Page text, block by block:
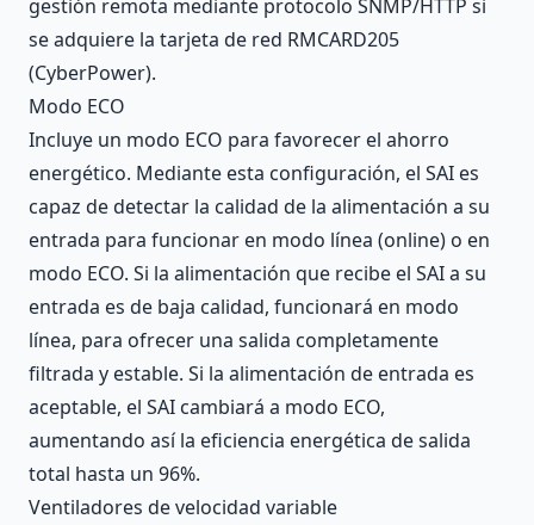
gestión remota mediante protocolo SNMP/HTTP si
se adquiere la tarjeta de red RMCARD205
(CyberPower).
Modo ECO
Incluye un modo ECO para favorecer el ahorro
energético. Mediante esta configuración, el SAI es
capaz de detectar la calidad de la alimentación a su
entrada para funcionar en modo línea (online) o en
modo ECO. Si la alimentación que recibe el SAI a su
entrada es de baja calidad, funcionará en modo
línea, para ofrecer una salida completamente
filtrada y estable. Si la alimentación de entrada es
aceptable, el SAI cambiará a modo ECO,
aumentando así la eficiencia energética de salida
total hasta un 96%.
Ventiladores de velocidad variable